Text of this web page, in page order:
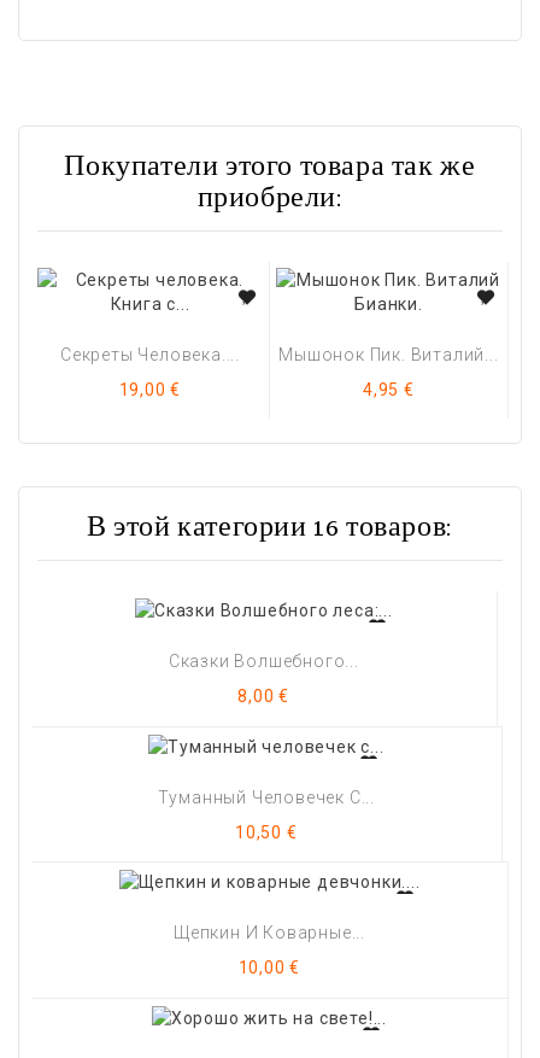
Покупатели этого товара так же
приобрели:
Секреты Человека....
Цена
19,00 €
Мышонок Пик. Виталий...
Цена
4,95 €
В этой категории 16 товаров:
Сказки Волшебного...
Цена
8,00 €
Туманный Человечек С...
Цена
10,50 €
Щепкин И Коварные...
Цена
10,00 €